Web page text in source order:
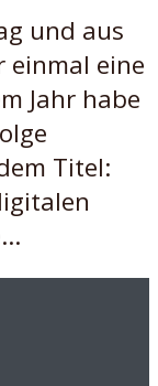
und aus
einmal eine
Jahr habe
Titel: